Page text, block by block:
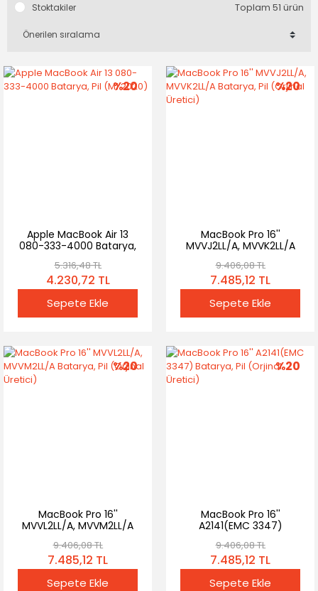
Stoktakiler Toplam 51 ürün
%20
Apple MacBook Air 13
080-333-4000 Batarya,
5.316,48 TL
4.230,72 TL
Sepete Ekle
%20
MacBook Pro 16''
MVVJ2LL/A, MVVK2LL/A
Üretici)
9.406,08 TL
7.485,12 TL
Sepete Ekle
%20
MacBook Pro 16''
MVVL2LL/A, MVVM2LL/A
Üretici)
9.406,08 TL
7.485,12 TL
Sepete Ekle
%20
MacBook Pro 16''
A2141(EMC 3347)
Üretici)
9.406,08 TL
7.485,12 TL
Sepete Ekle